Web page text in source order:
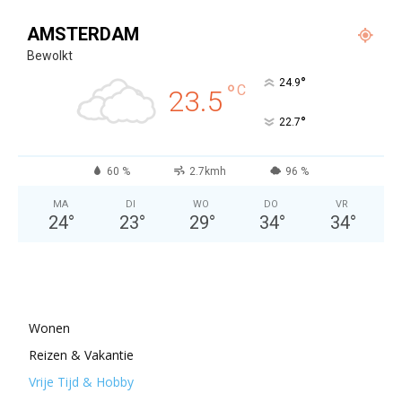
AMSTERDAM
Bewolkt
23.5 °C 24.9°
22.7°
60 % 2.7kmh 96 %
MA
24°
DI
23°
WO
29°
DO
34°
VR
34°
Wonen
Reizen & Vakantie
Vrije Tijd & Hobby